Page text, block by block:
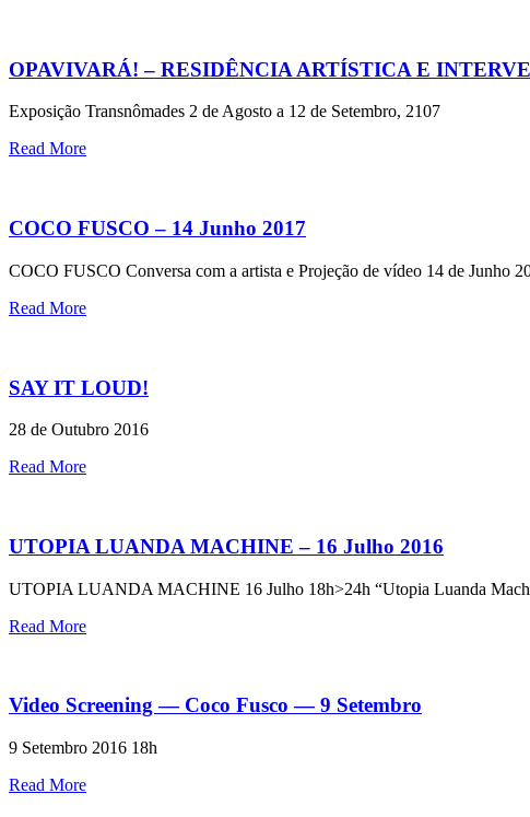
OPAVIVARÁ! – RESIDÊNCIA ARTÍSTICA E
Exposição Transnômades 2 de Agosto a 12 de Setembro, 2107
Read More
COCO FUSCO – 14 Junho 2017
COCO FUSCO Conversa com a artista e Projeção de vídeo 14 de Junho
Read More
SAY IT LOUD!
28 de Outubro 2016
Read More
UTOPIA LUANDA MACHINE – 16 Julho 2016
UTOPIA LUANDA MACHINE 16 Julho 18h>24h “Utopia Luanda
Read More
Video Screening — Coco Fusco — 9 Setembro
9 Setembro 2016 18h
Read More